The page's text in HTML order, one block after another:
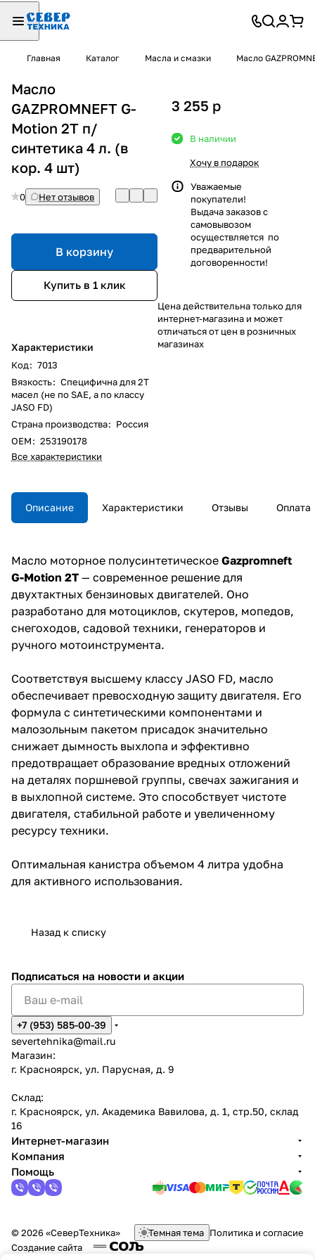
Главная Каталог Масла и смазки Масло
Масло
GAZPROMNEFT G-
Motion 2T п/
синтетика 4 л. (в
кор. 4 шт)
0 Нет отзывов
В корзину
Купить в 1 клик
Характеристики
Код: 7013
Вязкость: Специфична для 2T
масел (не по SAE, а по классу
JASO FD)
Страна производства: Россия
ОЕM: 253190178
Все характеристики
3 255 p
В наличии
Хочу в подарок
Уважаемые
покупатели!
Выдача заказов с
самовывозом
осуществляется по
предварительной
договоренности!
Цена действительна только для
интернет-магазина и может
отличаться от цен в розничных
магазинах
Описание Характеристики Отзывы Оплата
Масло моторное полусинтетическое Gazpromneft
G-Motion 2T — современное решение для
двухтактных бензиновых двигателей. Оно
разработано для мотоциклов, скутеров, мопедов,
снегоходов, садовой техники, генераторов и
ручного мотоинструмента.
Соответствуя высшему классу JASO FD, масло
обеспечивает превосходную защиту двигателя. Его
формула с синтетическими компонентами и
малозольным пакетом присадок значительно
снижает дымность выхлопа и эффективно
предотвращает образование вредных отложений
на деталях поршневой группы, свечах зажигания и
в выхлопной системе. Это способствует чистоте
двигателя, стабильной работе и увеличенному
ресурсу техники.
Оптимальная канистра объемом 4 литра удобна
для активного использования.
Назад к списку
Подписаться на новости и акции
+7 (953) 585-00-39
severtehnika@mail.ru
Магазин:
г. Красноярск, ул. Парусная, д. 9
Склад:
г. Красноярск, ул. Академика Вавилова, д. 1, стр.50, склад
16
Интернет-магазин
Компания
Помощь
© 2026 «СеверТехника» Темная тема Политика и согласие
Создание сайта